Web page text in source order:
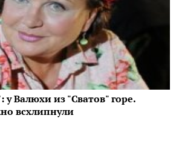
у Валюхи из "Сватов" горе.
всхлипнули